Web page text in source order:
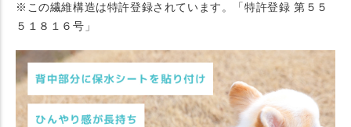
※この繊維構造は特許登録されています。「特許登録 第５５
５１８１６号」